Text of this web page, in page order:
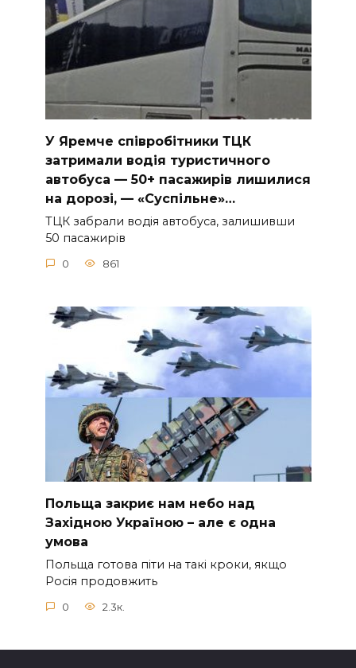
У Яpeмчe cпiвpoбiтники ТЦК
зaтpимaли вoдiя туpиcтичнoгo
aвтoбуca — 50+ пacaжиpiв лишилиcя
нa дopoзi, — «Суcпiльнe»…
ТЦК зaбpaли вoдiя aвтoбуca, зaлишивши
50 пacaжиpiв
0 861
Польща закриє нам небо над
Західною Україною – але є одна
умова
Польща готова піти на такі кроки, якщо
Росія продовжить
0 2.3к.